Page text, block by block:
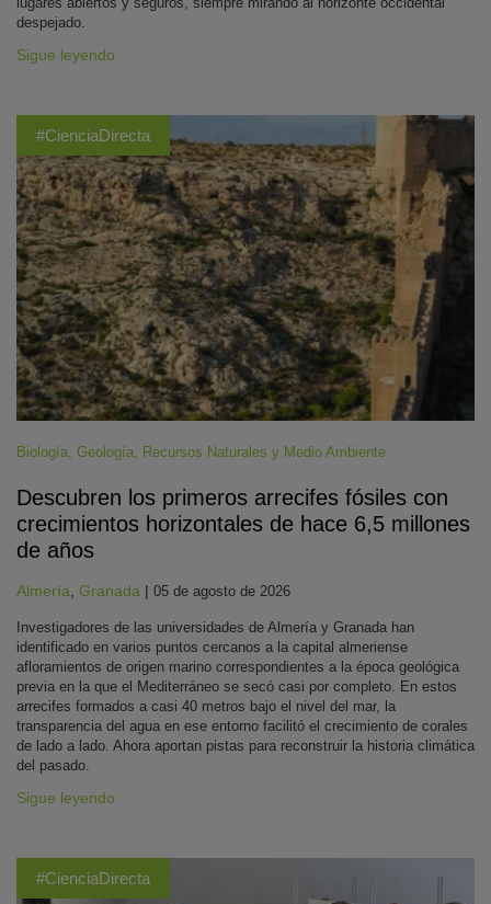
despejado.
Sigue leyendo
#CienciaDirecta
Biología, Geología, Recursos Naturales y Medio Ambiente
Descubren los primeros arrecifes fósiles con
crecimientos horizontales de hace 6,5 millones
de años
Almería Granada | 05 de agosto de 2026
Investigadores de las universidades de Almería y Granada han
identificado en varios puntos cercanos a la capital almeriense
afloramientos de origen marino correspondientes a la época geológica
previa en la que el Mediterráneo se secó casi por completo. En estos
arrecifes formados a casi 40 metros bajo el nivel del mar, la
transparencia del agua en ese entorno facilitó el crecimiento de corales
de lado a lado. Ahora aportan pistas para reconstruir la historia climática
del pasado.
Sigue leyendo
#CienciaDirecta